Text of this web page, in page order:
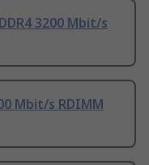
3200 Mbit/s
Mbit/s RDIMM